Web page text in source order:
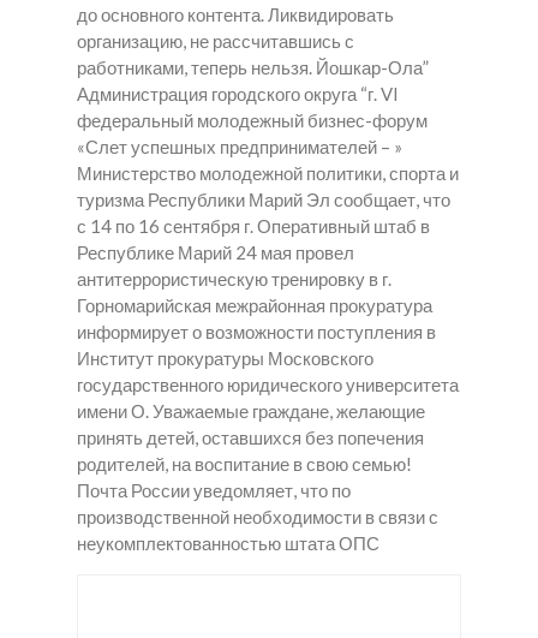
до основного контента. Ликвидировать
организацию, не рассчитавшись с
работниками, теперь нельзя. Йошкар-Ола”
Администрация городского округа “г. VI
федеральный молодежный бизнес-форум
«Слет успешных предпринимателей – »
Министерство молодежной политики, спорта и
туризма Республики Марий Эл сообщает, что
с 14 по 16 сентября г. Оперативный штаб в
Республике Марий 24 мая провел
антитеррористическую тренировку в г.
Горномарийская межрайонная прокуратура
информирует о возможности поступления в
Институт прокуратуры Московского
государственного юридического университета
имени О. Уважаемые граждане, желающие
принять детей, оставшихся без попечения
родителей, на воспитание в свою семью!
Почта России уведомляет, что по
производственной необходимости в связи с
неукомплектованностью штата ОПС